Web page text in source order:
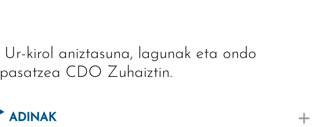
Ur-kirol aniztasuna, lagunak eta ondo
pasatzea CDO Zuhaiztin.
ADINAK